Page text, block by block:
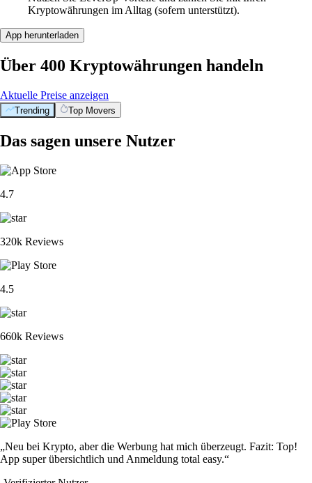
Kryptowährungen im Alltag (sofern unterstützt).
App herunterladen
Über 400 Kryptowährungen handeln
Aktuelle Preise anzeigen
Trending Top Movers
Das sagen unsere Nutzer
4.7
320k Reviews
4.5
660k Reviews
„Neu bei Krypto, aber die Werbung hat mich überzeugt. Fazit: Top!
App super übersichtlich und Anmeldung total easy.“